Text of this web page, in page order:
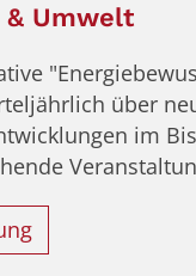
& Umwelt
über
im